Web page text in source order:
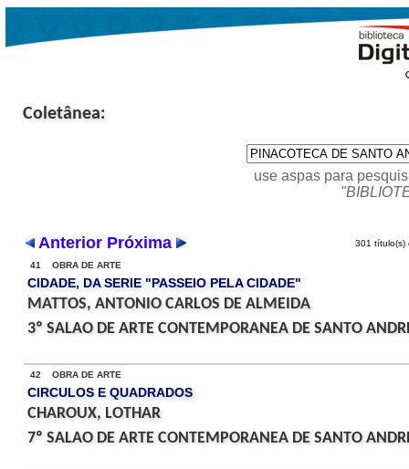
Coletânea:
use aspas para
Anterior Próxima 301 título(s)
41 OBRA DE ARTE
CIDADE, DA SERIE "PASSEIO PELA CIDADE"
MATTOS, ANTONIO CARLOS DE ALMEIDA
3º SALAO DE ARTE CONTEMPORANEA DE SANTO
42 OBRA DE ARTE
CIRCULOS E QUADRADOS
CHAROUX, LOTHAR
7º SALAO DE ARTE CONTEMPORANEA DE SANTO